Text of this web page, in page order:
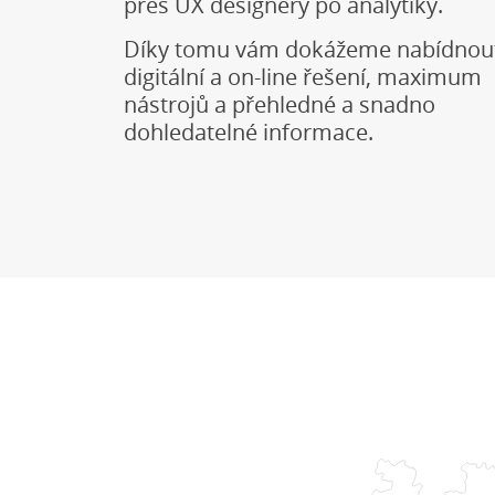
Díky tomu vám dokážeme
digitální a on-line řešení, maximum
nástrojů a přehledné a snadno
dohledatelné informace.